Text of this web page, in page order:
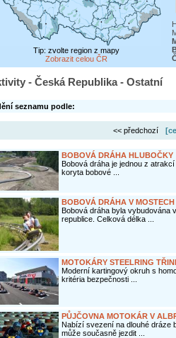
Tip: zvolte region z mapy
Zobrazit celou ČR
- Česká Republika - Ostatní
seznamu podle:
<< předchozí
BOBOVÁ DRÁHA HLUBOČKY
Bobová dráha je jednou z
koryta bobové ...
BOBOVÁ DRÁHA V
Bobová dráha byla vybudována
republice. Celková délka ...
MOTOKÁRY STEELRING
Moderní kartingový okruh s
kritéria bezpečnosti ...
PŮJČOVNA MOTOKÁR V
Nabízí svezení na dlouhé dráze
může současně jezdit ...